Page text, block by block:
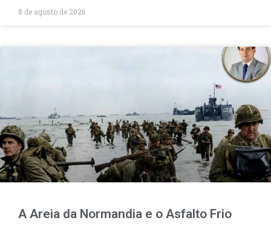
8 de agosto de 2026
A Areia da Normandia e o Asfalto Frio